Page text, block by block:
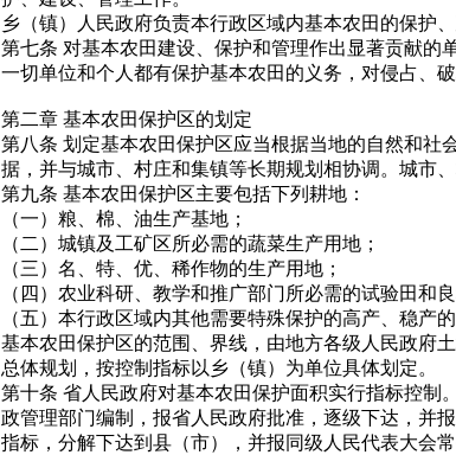
乡（镇）人民政府负责本行政区域内基本农田的保护、
第七条 对基本农田建设、保护和管理作出显著贡献的
一切单位和个人都有保护基本农田的义务，对侵占、
第二章 基本农田保护区的划定
第八条 划定基本农田保护区应当根据当地的自然和社
据，并与城市、村庄和集镇等长期规划相协调。城市
第九条 基本农田保护区主要包括下列耕地：
（一）粮、棉、油生产基地；
（二）城镇及工矿区所必需的蔬菜生产用地；
（三）名、特、优、稀作物的生产用地；
（四）农业科研、教学和推广部门所必需的试验田和
（五）本行政区域内其他需要特殊保护的高产、稳产的
基本农田保护区的范围、界线，由地方各级人民政府
总体规划，按控制指标以乡（镇）为单位具体划定。
第十条 省人民政府对基本农田保护面积实行指标控制
政管理部门编制，报省人民政府批准，逐级下达，并
指标，分解下达到县（市），并报同级人民代表大会